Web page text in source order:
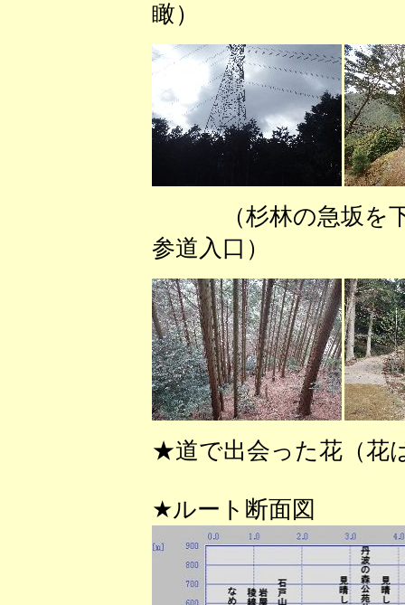
瞰）
（杉林の急
参道入口）
★道で出会った花（花
★ルート断面図